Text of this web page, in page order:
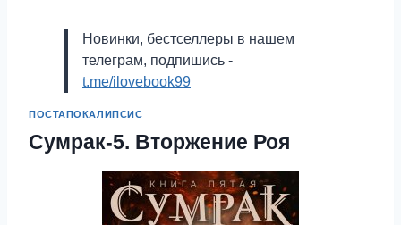
Новинки, бестселлеры в нашем
телеграм, подпишись -
t.me/ilovebook99
ПОСТАПОКАЛИПСИС
Сумрак-5. Вторжение Роя